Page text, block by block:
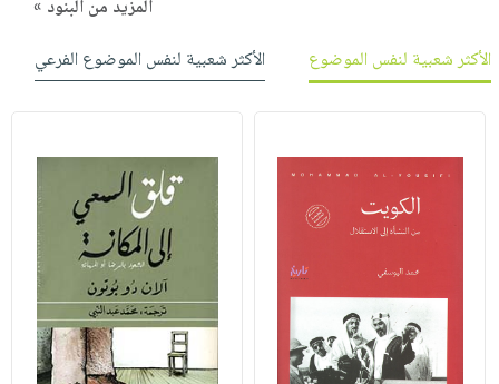
المزيد من البنود »
الأكثر شعبية لنفس الموضوع
الأكثر شعبية لنفس الموضوع الفرعي